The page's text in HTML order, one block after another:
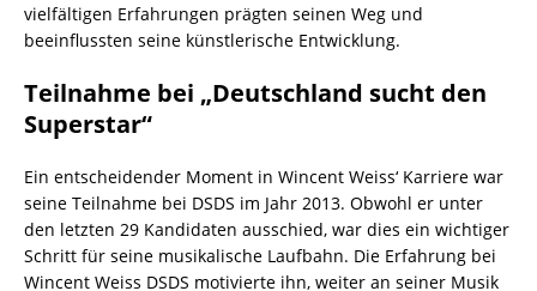
vielfältigen Erfahrungen prägten seinen Weg und
beeinflussten seine künstlerische Entwicklung.
Teilnahme bei „Deutschland sucht den
Superstar“
Ein entscheidender Moment in Wincent Weiss‘ Karriere war
seine Teilnahme bei DSDS im Jahr 2013. Obwohl er unter
den letzten 29 Kandidaten ausschied, war dies ein wichtiger
Schritt für seine musikalische Laufbahn. Die Erfahrung bei
Wincent Weiss DSDS motivierte ihn, weiter an seiner Musik